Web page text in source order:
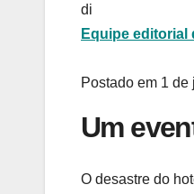
di
Equipe editorial
Postado em 1 de
Um
O desastre do